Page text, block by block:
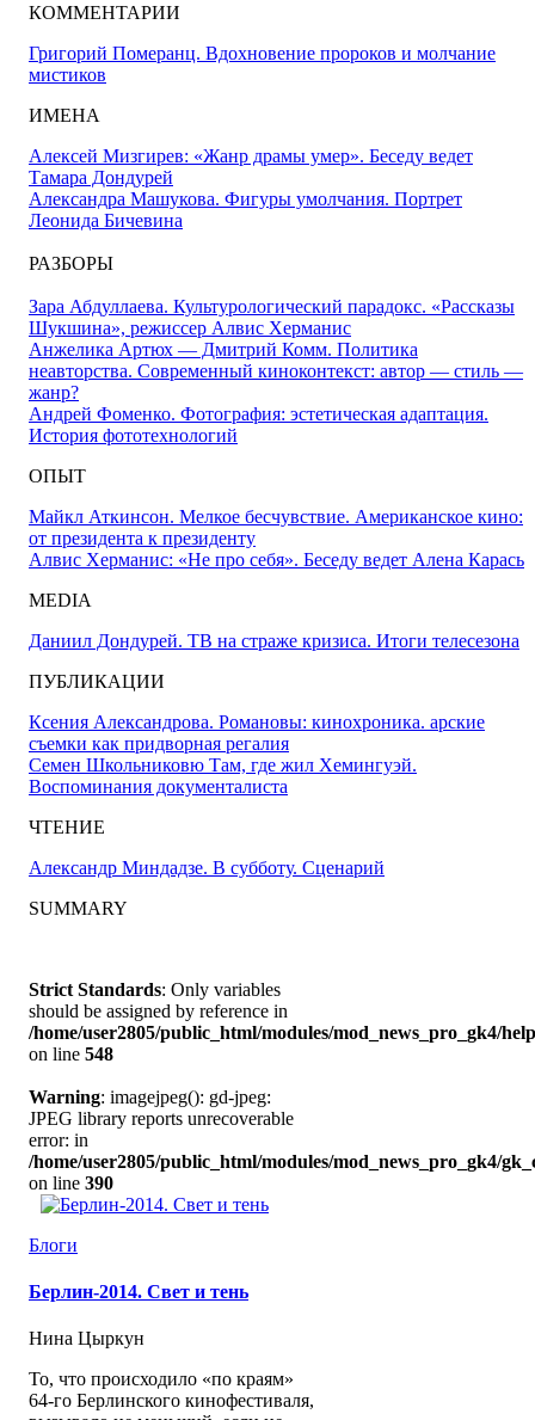
КОММЕНТАРИИ
Григорий Померанц. Вдохновение пророков и молчание
мистиков
ИМЕНА
Алексей Мизгирев: «Жанр драмы умер». Беседу ведет
Тамара Дондурей
Александра Машукова. Фигуры умолчания. Портрет
Леонида Бичевина
РАЗБОРЫ
Зара Абдуллаева. Культурологический парадокс. «Рассказы
Шукшина», режиссер Алвис Херманис
Анжелика Артюх — Дмитрий Комм. Политика
неавторства. Современный киноконтекст: автор — стиль —
жанр?
Андрей Фоменко. Фотография: эстетическая адаптация.
История фототехнологий
ОПЫТ
Майкл Аткинсон. Мелкое бесчувствие. Американское кино:
от президента к президенту
Алвис Херманис: «Не про себя». Беседу ведет Алена Карась
MEDIA
Даниил Дондурей. ТВ на страже кризиса. Итоги телесезона
ПУБЛИКАЦИИ
Ксения Александрова. Романовы: кинохроника. арские
съемки как придворная регалия
Семен Школьниковю Там, где жил Хемингуэй.
Воспоминания документалиста
ЧТЕНИЕ
Александр Миндадзе. В субботу. Сценарий
SUMMARY
Strict Standards: Only variables
should be assigned by reference in
/home/user2805/public_html/modules/mod_news_pro_gk4/
on line 548
Warning: imagejpeg(): gd-jpeg:
JPEG library reports unrecoverable
error: in
/home/user2805/public_html/modules/mod_news_pro_gk4/
on line 390
Блоги
Берлин-2014. Свет и тень
Нина Цыркун
То, что происходило «по краям»
64-го Берлинского кинофестиваля,